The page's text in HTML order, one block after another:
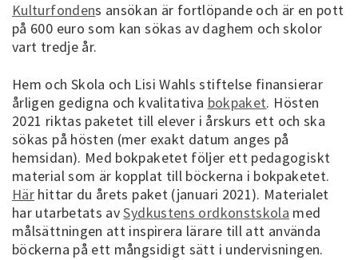
Kulturfondens ansökan är fortlöpande och är en pott
på 600 euro som kan sökas av daghem och skolor
vart tredje år.
Hem och Skola och Lisi Wahls stiftelse finansierar
årligen gedigna och kvalitativa bokpaket. Hösten
2021 riktas paketet till elever i årskurs ett och ska
sökas på hösten (mer exakt datum anges på
hemsidan). Med bokpaketet följer ett pedagogiskt
material som är kopplat till böckerna i bokpaketet.
Här hittar du årets paket (januari 2021). Materialet
har utarbetats avSydkustens ordkonstskola med
målsättningen att inspirera lärare till att använda
böckerna på ett mångsidigt sätt i undervisningen.